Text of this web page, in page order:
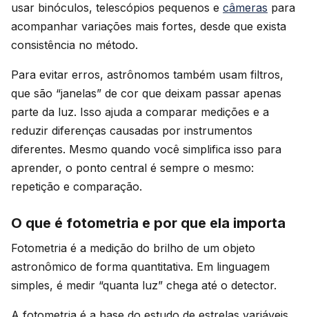
usar binóculos, telescópios pequenos e câmeras para
acompanhar variações mais fortes, desde que exista
consistência no método.
Para evitar erros, astrônomos também usam filtros,
que são “janelas” de cor que deixam passar apenas
parte da luz. Isso ajuda a comparar medições e a
reduzir diferenças causadas por instrumentos
diferentes. Mesmo quando você simplifica isso para
aprender, o ponto central é sempre o mesmo:
repetição e comparação.
O que é fotometria e por que ela importa
Fotometria é a medição do brilho de um objeto
astronômico de forma quantitativa. Em linguagem
simples, é medir “quanta luz” chega até o detector.